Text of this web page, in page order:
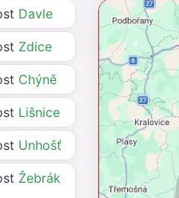
Davle
Zdice
Chýně
Lišnice
Unhošť
Žebrák